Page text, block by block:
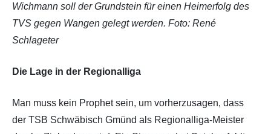
Wichmann soll der Grundstein für einen Heimerfolg des
TVS gegen Wangen gelegt werden. Foto: René
Schlageter
Die Lage in der Regionalliga
Man muss kein Prophet sein, um vorherzusagen, dass
der TSB Schwäbisch Gmünd als Regionalliga-Meister